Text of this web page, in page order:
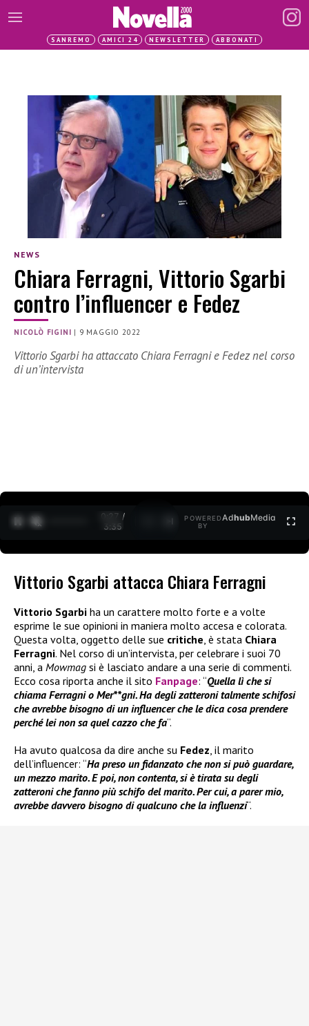
SANREMO AMICI 24 NEWSLETTER ABBONATI
NEWS
Chiara Ferragni, Vittorio Sgarbi
contro l’influencer e Fedez
NICOLÒ FIGINI | 9 MAGGIO 2022
Vittorio Sgarbi ha attaccato Chiara Ferragni e Fedez nel corso
di un’intervista
0:27 /
3:35
POWERED
BY
AdhubMedia
Vittorio Sgarbi attacca Chiara Ferragni
Vittorio Sgarbi ha un carattere molto forte e a volte
esprime le sue opinioni in maniera molto accesa e colorata.
Questa volta, oggetto delle sue critiche, è stata Chiara
Ferragni. Nel corso di un’intervista, per celebrare i suoi 70
anni, a Mowmag si è lasciato andare a una serie di commenti.
Ecco cosa riporta anche il sito Fanpage: “Quella lì che si
chiama Ferragni o Mer**gni. Ha degli zatteroni talmente schifosi
che avrebbe bisogno di un influencer che le dica cosa prendere
perché lei non sa quel cazzo che fa“.
Ha avuto qualcosa da dire anche su Fedez, il marito
dell’influencer: “Ha preso un fidanzato che non si può guardare,
un mezzo marito. E poi, non contenta, si è tirata su degli
zatteroni che fanno più schifo del marito. Per cui, a parer mio,
avrebbe davvero bisogno di qualcuno che la influenzi“.